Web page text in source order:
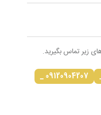
زیر تماس بگیرید.
09120904207 _